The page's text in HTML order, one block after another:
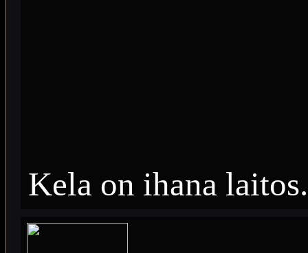
Kela on ihana laitos.